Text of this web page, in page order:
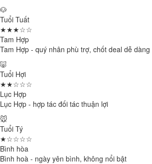
🐶
Tuổi Tuất
★★★☆☆
Tam Hợp
Tam Hợp - quý nhân phù trợ, chốt deal dễ dàng
🐷
Tuổi Hợi
★★☆☆☆
Lục Hợp
Lục Hợp - hợp tác đối tác thuận lợi
🐭
Tuổi Tý
★☆☆☆☆
Bình hòa
Bình hoà - ngày yên bình, không nổi bật